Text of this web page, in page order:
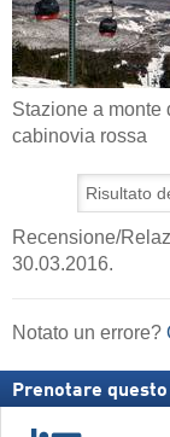
Stazione a monte
cabinovia rossa
Recensione/
30.03.2016.
Notato un errore?
Prenotare